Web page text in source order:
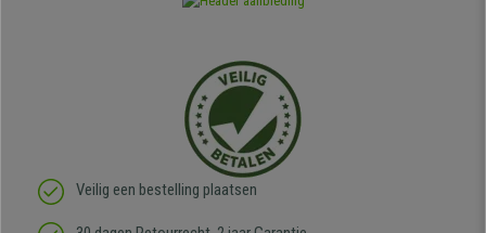
Veilig een bestelling plaatsen